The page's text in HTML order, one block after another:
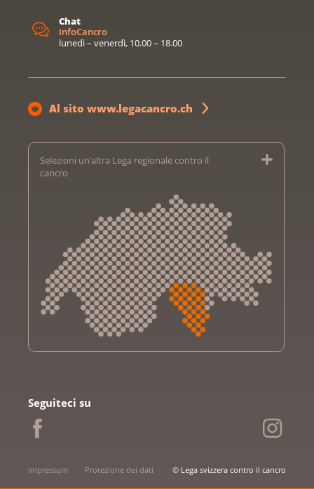
Chat
InfoCancro
lunedì – venerdì, 10.00 – 18.00
Al sito www.legacancro.ch
Selezioni un'altra Lega regionale contro il
cancro
Krebsliga Bern
Krebsliga Freiburg
Krebsliga Graubünden
Seguiteci su
Impressum Protezione dei dati © Lega svizzera contro il cancro